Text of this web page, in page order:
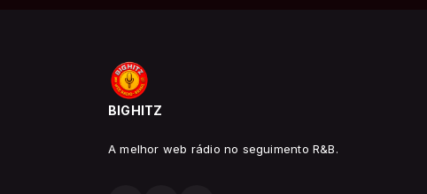
BIGHITZ
A melhor web rádio no seguimento R&B.